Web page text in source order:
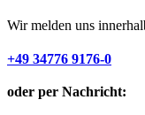
Wir melden uns
+49 34776 9176-0
oder per Nachricht: